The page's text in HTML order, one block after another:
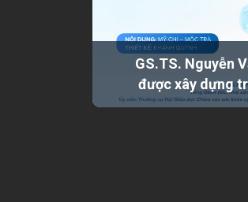
GS.TS. Nguyễn
được xây dựng